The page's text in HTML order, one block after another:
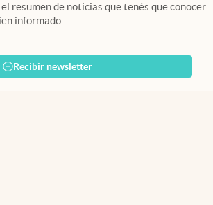
resumen de noticias que tenés que conocer
informado.
Recibir newsletter